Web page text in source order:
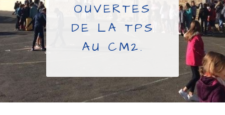
OUVERTES
DE LA TPS
AU CM2.